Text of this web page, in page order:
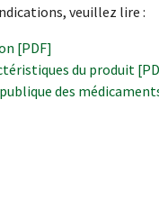
veuillez lire :
[PDF]
du produit
des